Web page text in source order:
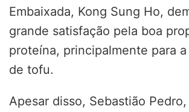
Embaixada, Kong Sung Ho,
grande satisfação pela boa
proteína, principalmente para
de tofu.
Apesar disso, Sebastião